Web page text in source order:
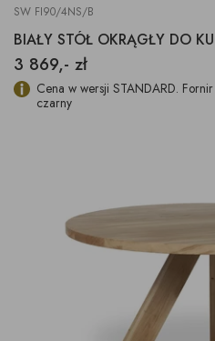
SW FI90/4NS/B
BIAŁY STÓŁ OKRĄGŁY DO
3 869,- zł
Cena w wersji STANDARD.
czarny